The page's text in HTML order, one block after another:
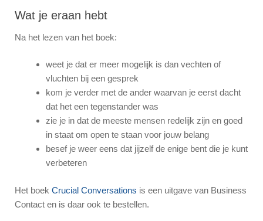
Wat je eraan hebt
Na het lezen van het boek:
weet je dat er meer mogelijk is dan vechten of
vluchten bij een gesprek
kom je verder met de ander waarvan je eerst dacht
dat het een tegenstander was
zie je in dat de meeste mensen redelijk zijn en goed
in staat om open te staan voor jouw belang
besef je weer eens dat jijzelf de enige bent die je kunt
verbeteren
Het boek Crucial Conversations is een uitgave van Business
Contact en is daar ook te bestellen.